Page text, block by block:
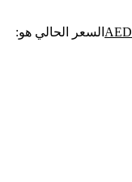
AED السعر الحالي هو: